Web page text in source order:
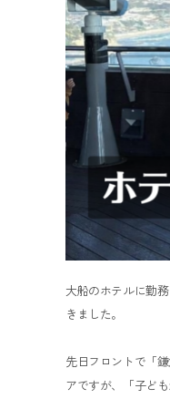
大船のホテルに勤
きました。
先日フロントで「
アですが、「子ど